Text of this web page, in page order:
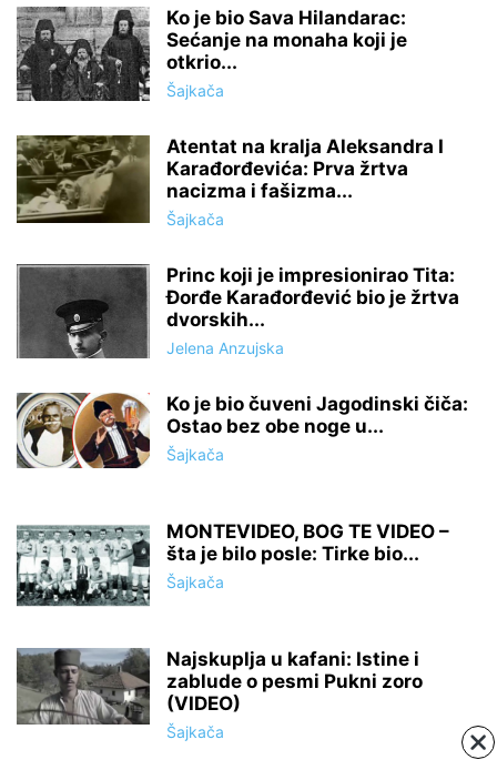
Ko je bio Sava Hilandarac:
Sećanje na monaha koji je
otkrio...
Šajkača
Atentat na kralja Aleksandra I
Karađorđevića: Prva žrtva
nacizma i fašizma...
Šajkača
Princ koji je impresionirao Tita:
Đorđe Karađorđević bio je žrtva
dvorskih...
Jelena Anzujska
Ko je bio čuveni Jagodinski čiča:
Ostao bez obe noge u...
Šajkača
MONTEVIDEO, BOG TE VIDEO –
šta je bilo posle: Tirke bio...
Šajkača
Najskuplja u kafani: Istine i
zablude o pesmi Pukni zoro
(VIDEO)
Šajkača